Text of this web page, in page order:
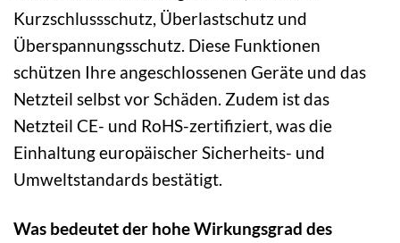
Kurzschlussschutz, Überlastschutz und
Überspannungsschutz. Diese Funktionen
schützen Ihre angeschlossenen Geräte und das
Netzteil selbst vor Schäden. Zudem ist das
Netzteil CE- und RoHS-zertifiziert, was die
Einhaltung europäischer Sicherheits- und
Umweltstandards bestätigt.
Was bedeutet der hohe Wirkungsgrad des